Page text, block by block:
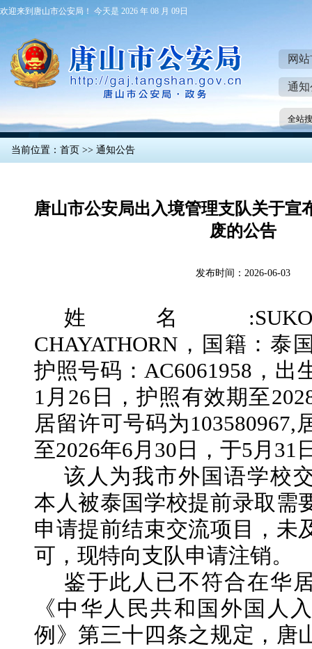
欢迎来到唐山市公安局！ 今天是 2026 年 08 月 09日
网
通
全站
当前位置： 首页 >> 通知公告
唐山市公安局出入境管理支队关于宣
废的公告
发布时间：2026-06-03
姓名
CHAYATHORN，国籍： 泰
护照号码：AC6061958 ，出
1月26日，护照有效期至
居留许可号码为103580967,
至2026年6月30日，于5月31
该人为我市外国语学校
本人被泰国学校提前录取需
申请提前结束交流项目，未
可，现特向支队申请注销。
鉴于此人已不符合在华
《中华人民共和国外国人
例》第三十四条之规定，唐